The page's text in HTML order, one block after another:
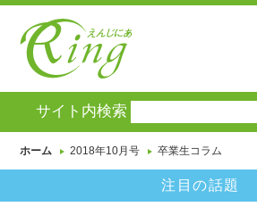
えんじにあ
Ringとは
FEATURE
特集・研究紹介
サイト内検索
ホーム 2018年10月号 卒業生コラム
注目の話題